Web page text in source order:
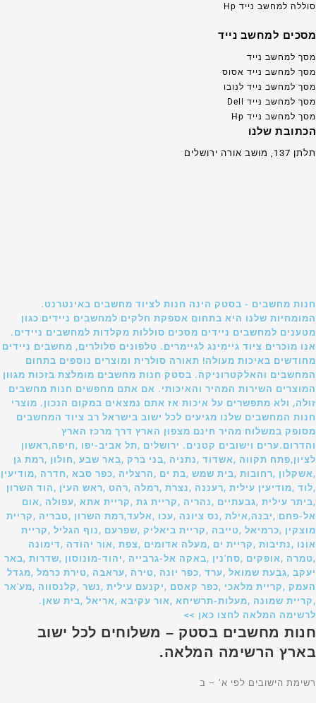
סוללה למחשב נייד Hp
מסכים למחשב נייד
מסך למחשב נייד
מסך למחשב נייד אסוס
מסך למחשב נייד לנובו
מסך למחשב נייד Dell
מסך למחשב נייד Hp
הכתובת שלנו
תלתן 137, מושב אורה ירושלים
חנות מחשבים - בסטק הינה חנות לציוד מחשבים באינטרנט.
המומחיות שלנו היא בתחום אספקת חלקים למחשבים ניידים כגון
מטענים למחשבים ניידים מסכים סוללות מקלדות למחשבים ניידים.
אנו מוכרים ציוד גיימינג לגיימרים. טלפונים סלולרים, מחשבים ניידים
מחודשים באיכות מעולה! תאורה סולרית ומוצרים נוספים בתחום
המחשבים והאלקטרוניקה. בסטק חנות מחשבים מומלצת בזכות מגוון
המוצרים השירות המהיר והאיכותי. אם אתם מחפשים חנות מחשבים
זולה, ולא מתפשרים על איכות אז אתם נמצאים במקום הנכון. מוצרי
חנות המחשבים שלנו מגיעים לכל ישוב בישראל רב ציוד המחשבים
מסופק במשלוח מהיר חינם מצפון הארץ דרך מרכז הארץ
והדרום.ערים וישובים קטנים. ירושלים ,תל אביב-יפו ,חיפה,ראשון
לציון,פתח תקווה ,אשדוד ,נתניה ,בני ברק ,באר שבע ,חולון ,רמת גן
,אשקלון ,רחובות ,בית שמש ,בת ים ,הרצליה ,כפר סבא ,חדרה ,מודיעין
,לוד ,מודיעין עילית ,רעננה ,נצרת ,רמלה ,רהט ,ראש העין ,הוד השרון
,ביתר עילית ,גבעתיים ,נהריה ,קריית גת ,קריית אתא ,עפולה ,אום
אל-פחם ,יבנה,אילת ,נס ציונה ,עכו ,אלעד,רמת השרון ,טבריה ,קריית
מוצקין ,כרמיאל ,טייבה ,קריית ביאליק ,שפרעם ,נוף הגליל ,קריית
אונו ,נתיבות ,קריית ים ,מעלה אדומים ,צפת ,אור יהודה ,דימונה
,טמרה ,אופקים ,סח'נין ,באקה אל-גרבייה ,יהוד-מונוסון ,שדרות ,באר
יעקב ,גבעת שמואל ,ערד ,כפר יונה ,טירה ,עראבה ,טירת כרמל ,מגדל
העמק ,קריית מלאכי ,כפר קאסם ,יקנעם עילית ,נשר ,קלנסווה ,מע'אר
,קריית שמונה ,מעלות-תרשיחא ,אור עקיבא ,אריאל ,בית שאן.
לרשימה המלאה לחצו כאן >>
חנות מחשבים בסטק – משלוחים לכל ישוב
בארץ הרשימה המלאה.
רשימת הישובים לפי א’ – ב